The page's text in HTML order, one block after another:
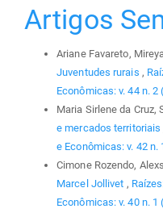
Artigos
Ariane Favareto,
Juventudes rurais ,
Econômicas: v. 44 n. 2
Maria Sirlene da Cruz,
e mercados territoriais
e Econômicas: v. 42 n.
Cimone Rozendo,
Marcel Jollivet ,
Econômicas: v. 40 n. 1